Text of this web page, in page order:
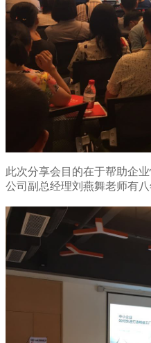
此次分享会目的在于帮助企业
公司副总经理刘燕舞老师有